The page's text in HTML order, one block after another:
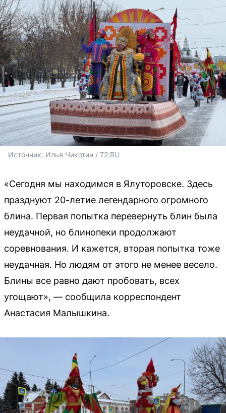
Источник: Илья Чикотин / 72.RU
«Сегодня мы находимся в Ялуторовске. Здесь
празднуют 20-летие легендарного огромного
блина. Первая попытка перевернуть блин была
неудачной, но блинопеки продолжают
соревнования. И кажется, вторая попытка тоже
неудачная. Но людям от этого не менее весело.
Блины все равно дают пробовать, всех
угощают», — сообщила корреспондент
Анастасия Малышкина.